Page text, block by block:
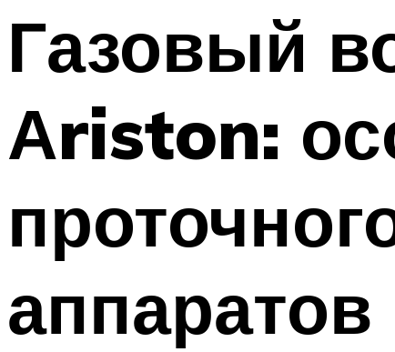
Газовый
Аriston:
аппаратов